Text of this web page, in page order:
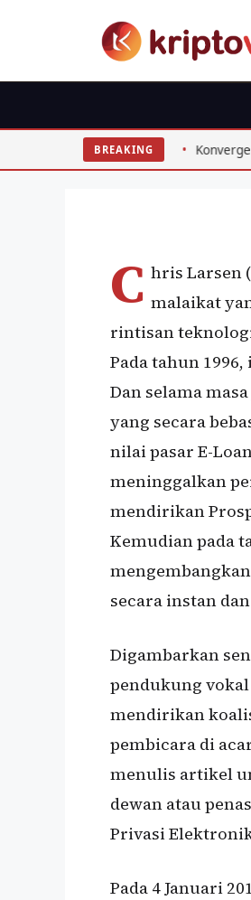
BREAKING
Konvergensi RSI MACD: Sinyal
Chris
C hris Larsen
malaikat
rintisan
Pada tahun
Dan selama
yang secara
nilai pasar E-
meninggalkan
mendirikan
Kemudian pada
secara instan
Digambarkan
pendukung
mendirikan
pembicara di
menulis artikel
dewan atau
Privasi
Pada 4 Januari